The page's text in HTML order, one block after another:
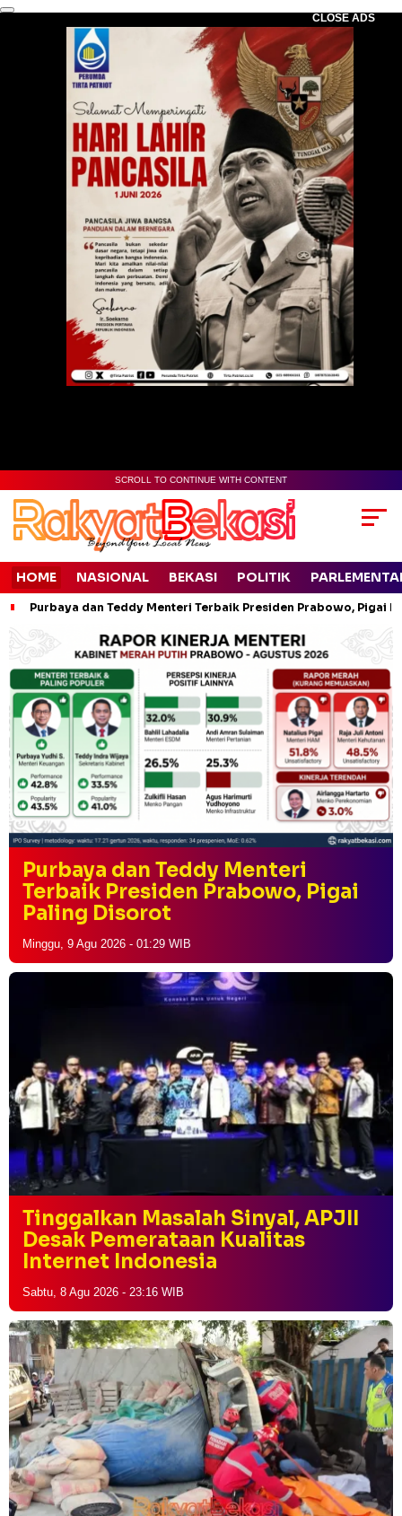
CLOSE ADS
SCROLL TO CONTINUE WITH CONTENT
HOME NASIONAL BEKASI POLITIK
Purbaya dan Teddy Menteri Terbaik Presiden Prabowo, Pigai
Purbaya dan Teddy Menteri
Terbaik Presiden Prabowo, Pigai
Paling Disorot
Minggu, 9 Agu 2026 - 01:29 WIB
Tinggalkan Masalah Sinyal, APJII
Desak Pemerataan Kualitas
Internet Indonesia
Sabtu, 8 Agu 2026 - 23:16 WIB